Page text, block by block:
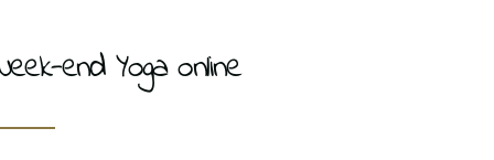
end Yoga online